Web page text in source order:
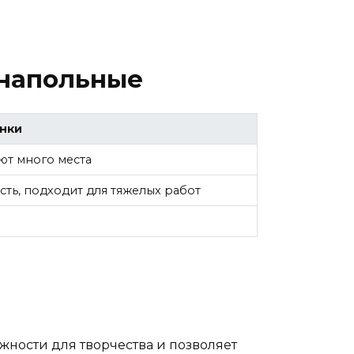
много места
подходит для тяжелых работ
для творчества и позволяет